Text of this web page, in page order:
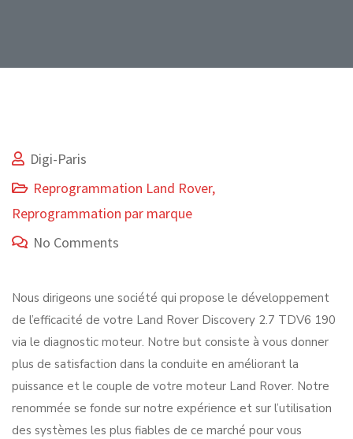
Digi-Paris
Reprogrammation Land Rover,
Reprogrammation par marque
No Comments
Nous dirigeons une société qui propose le développement
de l’efficacité de votre Land Rover Discovery 2.7 TDV6 190
via le diagnostic moteur. Notre but consiste à vous donner
plus de satisfaction dans la conduite en améliorant la
puissance et le couple de votre moteur Land Rover. Notre
renommée se fonde sur notre expérience et sur l’utilisation
des systèmes les plus fiables de ce marché pour vous